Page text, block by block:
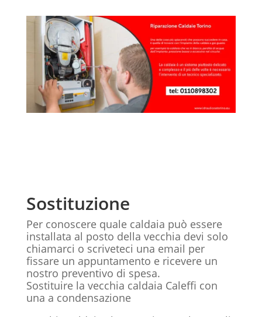
Sostituzione
Per conoscere quale caldaia può essere
installata al posto della vecchia devi solo
chiamarci o scriveteci una email per
fissare un appuntamento e ricevere un
nostro preventivo di spesa.
Sostituire la vecchia caldaia Caleffi con
una a condensazione